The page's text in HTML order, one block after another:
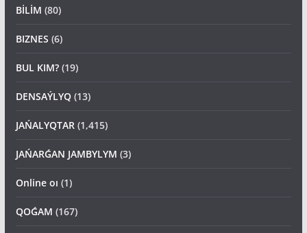
BİLİM (80)
BIZNES (6)
BUL KIM?(19)
DENSAÝLYQ(13)
JAŃALYQTAR(1,415)
JAŃARǴAN JAMBYLYM (3)
Online oı (1)
QOǴAM (167)